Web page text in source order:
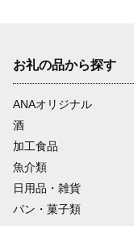
お礼の品から探す
ANAオリジナル
酒
加工食品
魚介類
日用品・雑貨
パン・菓子類